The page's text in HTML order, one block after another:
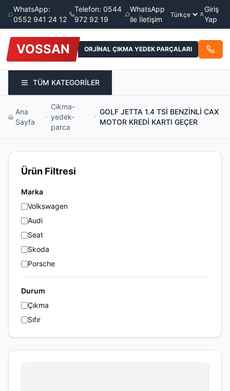
WhatsApp:
0552 941 24 12
Telefon: 0544
972 92 19
WhatsApp
ile İletişim
Giriş
Yap
VOSSAN ORJİNAL ÇIKMA YEDEK PARÇALARI
TÜM KATEGORİLER
Ana
Sayfa
Cikma-
yedek-
parca
GOLF JETTA 1.4 TSİ BENZİNLİ CAX
MOTOR KREDİ KARTI GEÇER
Ürün Filtresi
Marka
Volkswagen
Audi
Seat
Skoda
Porsche
Durum
Çıkma
Sıfır